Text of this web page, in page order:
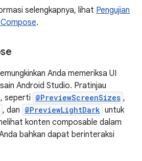
selengkapnya, lihat Pengujian
.
Anda memeriksa UI
Android Studio. Pratinjau
seperti @PreviewScreenSizes ,
, dan @PreviewLightDark untuk
konten composable dalam
bahkan dapat berinteraksi